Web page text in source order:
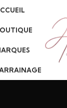
(+216) 57 098 903